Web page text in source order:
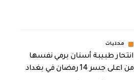
محليات
انتحار طبيبة أسنان برمي نفسها
من اعلى جسر 14 رمضان في بغداد